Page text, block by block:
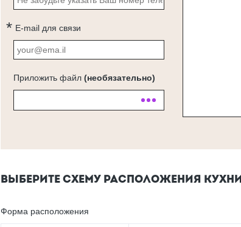
E-mail для связи
Приложить файл (необязательно)
ВЫБЕРИТЕ СХЕМУ РАСПОЛОЖЕНИЯ
Форма расположения